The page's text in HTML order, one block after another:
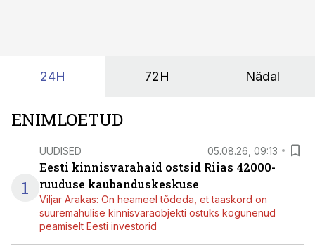
24H 72H Nädal
ENIMLOETUD
1
UUDISED 05.08.26, 09:13
Eesti kinnisvarahaid ostsid Riias 42000-
ruuduse kaubanduskeskuse
Viljar Arakas: On heameel tõdeda, et taaskord on
suuremahulise kinnisvaraobjekti ostuks kogunenud
peamiselt Eesti investorid